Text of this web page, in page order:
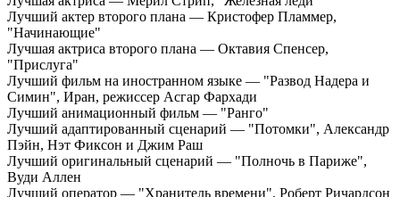
Лучший актер второго плана — Кристофер Пламмер,
"Начинающие"
Лучшая актриса второго плана — Октавия Спенсер,
"Прислуга"
Лучший фильм на иностранном языке — "Развод Надера и
Симин", Иран, режиссер Асгар Фархади
Лучший анимационный фильм — "Ранго"
Лучший адаптированный сценарий — "Потомки", Александр
Пэйн, Нэт Фиксон и Джим Раш
Лучший оригинальный сценарий — "Полночь в Париже",
Вуди Аллен
Лучший оператор — "Хранитель времени", Роберт Ричардсон